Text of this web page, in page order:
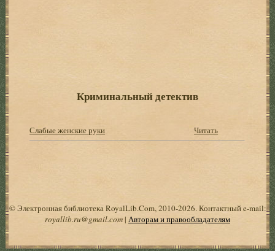
Криминальный детектив
Слабые женские руки Читать
© Электронная библиотека RoyalLib.Com, 2010-2026. Контактный e-mail:
royallib.ru@gmail.com| Авторам и правообладателям